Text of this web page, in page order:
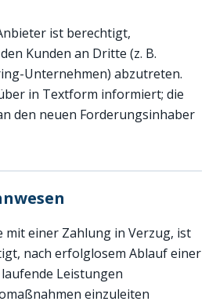
ist berechtigt,
Kunden an Dritte (z. B.
Unternehmen) abzutreten.
in Textform informiert; die
den neuen Forderungsinhaber
mit einer Zahlung in Verzug, ist
nach erfolglosem Ablauf einer
Leistungen
einzuleiten